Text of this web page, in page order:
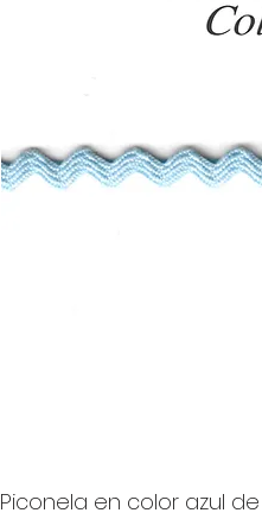
Piconela en color azul